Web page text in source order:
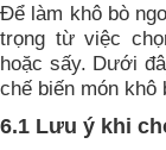
Để làm khô bò
trọng từ việc
hoặc sấy. Dưới
chế biến món khô
6.1 Lưu ý khi